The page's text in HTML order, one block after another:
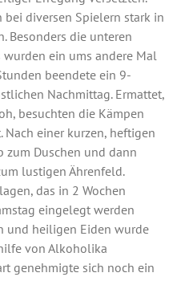
diversen Spielern stark in
Besonders die unteren
ein ums andere Mal
beendete ein 9-
Nachmittag. Ermattet,
besuchten die Kämpen
Nach einer kurzen, heftigen
zum Duschen und dann
lustigen Ährenfeld.
das in 2 Wochen
eingelegt werden
und heiligen Eiden wurde
von Alkoholika
genehmigte sich noch ein